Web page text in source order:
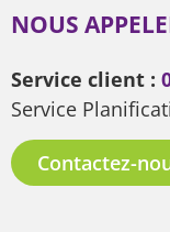
NOUS
Service client :
Service
Contactez-